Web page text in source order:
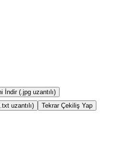
İndir (.jpg uzantılı)
uzantılı)
Tekrar Çekiliş Yap